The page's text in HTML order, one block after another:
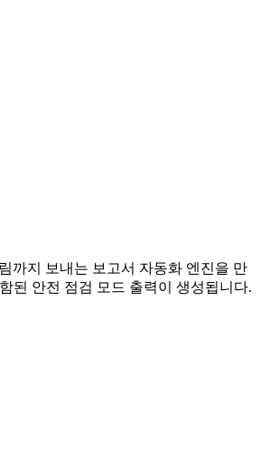
까지 보내는 보고서 자동화 엔진을 만
된 안전 점검 모드 출력이 생성됩니다.